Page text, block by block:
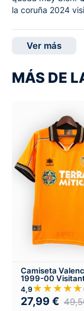
la coruña 2024
Ver más
MÁS DE
Camiseta
1999-00
4,9 ★★★★★
27,99 €